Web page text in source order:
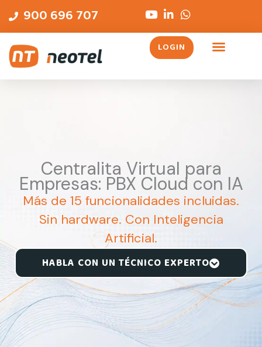
900 696 707
LOGIN
Centralita Virtual para
Empresas: PBX Cloud con IA
Más de 15 funcionalidades incluidas.
Sin hardware. Con Inteligencia
Artificial.
HABLA CON UN TÉCNICO EXPERTO